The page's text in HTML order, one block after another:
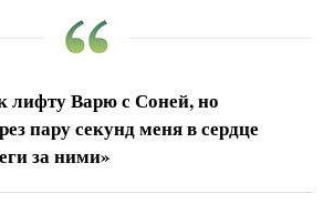
лифту Варю с Соней, но
пару секунд меня в сердце
за ними»